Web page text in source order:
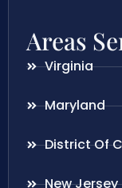
Areas
Virginia
Maryland
District Of
New Jersey